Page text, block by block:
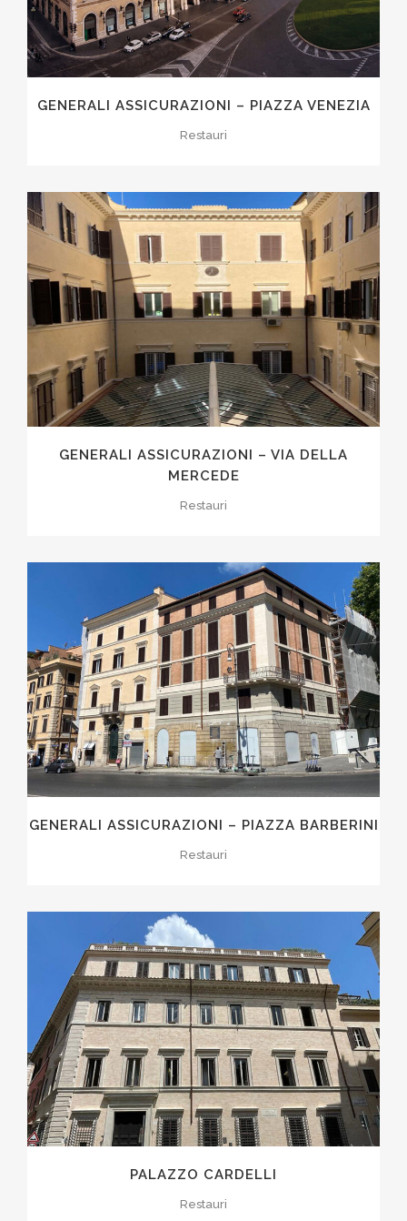
GENERALI ASSICURAZIONI – PIAZZA VENEZIA
Restauri
GENERALI ASSICURAZIONI – VIA DELLA
MERCEDE
Restauri
GENERALI ASSICURAZIONI – PIAZZA BARBERINI
Restauri
PALAZZO CARDELLI
Restauri